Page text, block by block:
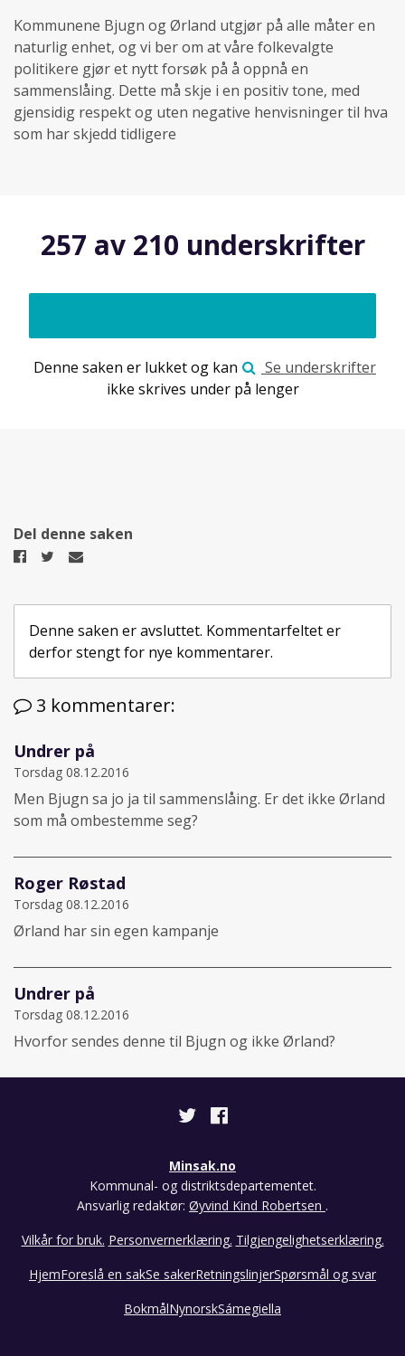
Kommunene Bjugn og Ørland utgjør på alle måter en
naturlig enhet, og vi ber om at våre folkevalgte
politikere gjør et nytt forsøk på å oppnå en
sammenslåing. Dette må skje i en positiv tone, med
gjensidig respekt og uten negative henvisninger til hva
som har skjedd tidligere
257 av 210 underskrifter
Se underskrifter
Denne saken er lukket og kan
ikke skrives under på lenger
Del denne saken
Del
Facebook
Del
Twitter
Del
epost
Denne saken er avsluttet. Kommentarfeltet er
derfor stengt for nye kommentarer.
3 kommentarer:
Undrer på
Torsdag 08.12.2016
Men Bjugn sa jo ja til sammenslåing. Er det ikke Ørland
som må ombestemme seg?
Roger Røstad
Torsdag 08.12.2016
Ørland har sin egen kampanje
Undrer på
Torsdag 08.12.2016
Hvorfor sendes denne til Bjugn og ikke Ørland?
Minsak.no
Kommunal- og distriktsdepartementet.
Ansvarlig redaktør: Øyvind Kind Robertsen .
Vilkår for bruk. Personvernerklæring. Tilgjengelighetserklæring.
HjemForeslå en sakSe sakerRetningslinjerSpørsmål og svar
BokmålNynorskSámegiella